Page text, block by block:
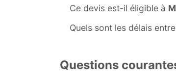
Ce devis est-il éligible à
Quels sont les délais
Questions